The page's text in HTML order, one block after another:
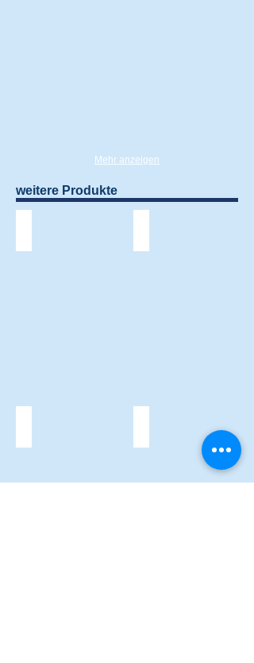
Mehr anzeigen
weitere Produkte